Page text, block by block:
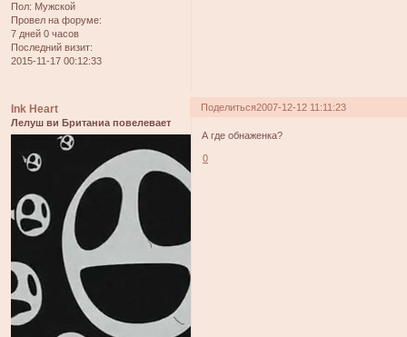
Пол: Мужской
Провел на форуме:
7 дней 0 часов
Последний визит:
2015-11-17 00:12:33
Поделиться2007-12-12 11:11:23
Ink Heart
Лелуш ви Британиа повелевает
А где обнаженка?
0